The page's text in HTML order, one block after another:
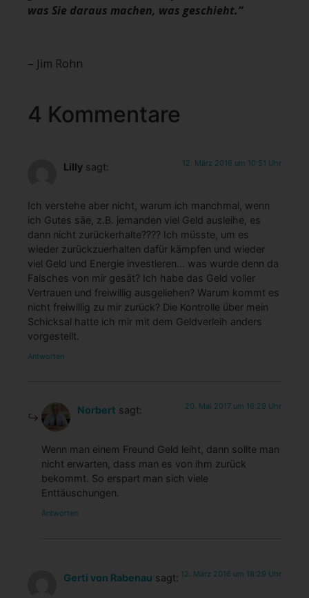
was Sie daraus machen, was geschieht.“
– Jim Rohn
4 Kommentare
Lilly sagt: 12. März 2016 um 10:51 Uhr
Ich verstehe aber nicht, warum ich manchmal, wenn
ich Gutes säe, z.B. jemanden viel Geld ausleihe, es
dann nicht zurückerhalte???? Ich müsste, um es
wieder zurückzuerhalten dafür kämpfen und wieder
viel Geld und Energie investieren… was wurde denn da
Falsches von mir gesät? Ich habe das Geld voller
Vertrauen und freiwillig ausgeliehen? Warum kommt es
nicht freiwillig zu mir zurück? Die Kontrolle über mein
Schicksal hatte ich mir mit dem Geldverleih anders
vorgestellt.
Antworten
Norbert sagt: 20. Mai 2017 um 16:29 Uhr
Wenn man einem Freund Geld leiht, dann sollte man
nicht erwarten, dass man es von ihm zurück
bekommt. So erspart man sich viele
Enttäuschungen.
Antworten
Gerti von Rabenau sagt: 12. März 2016 um 18:29 Uhr